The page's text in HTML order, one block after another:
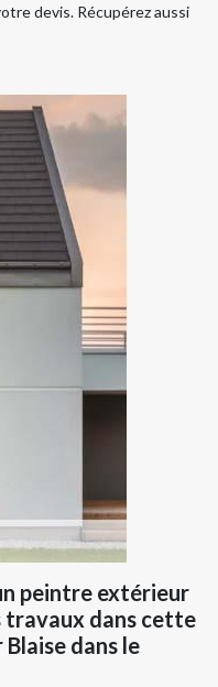
devis. Récupérez aussi
peintre extérieur
travaux dans cette
dans le